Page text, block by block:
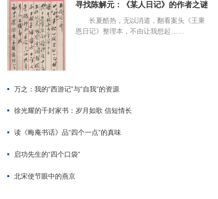
寻找陈解元：《某人日记》的作者之谜
长夏酷热，无以消遣，翻看案头《王秉
恩日记》整理本，不由让我想起……
万之：我的“西游记”与“自我”的资源
徐光耀的千封家书：岁月如歌 信短情长
读《晦庵书话》品“四个一点”的真味
启功先生的“四个口袋”
北宋使节眼中的燕京